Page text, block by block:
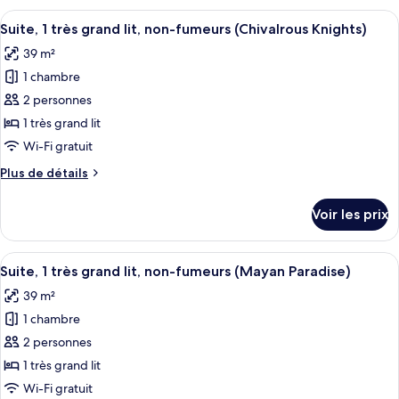
non-
fumeurs
grand
lit,
non-
fumeurs
(Planet
Ten)
type
de
Suite,
très
grand
lit,
non-
fumeurs
(Planet
Afficher
toutes
les
photos
pour
ce
type
chambre :
très
grand
lit,
non-
fumeurs
(Chivalrous
Knights)
Une chambre d’hôtel avec un grand
2
Suite, 1 très grand lit, non-fumeurs (Chivalrous Knights)
39 m²
1 chambre
2 personnes
1 très grand lit
Wi-Fi gratuit
Plus de détails
Plus
le
type
de
Suite,
très
grand
lit,
non-
Voir les prix
Afficher
toutes
les
photos
pour
ce
type
Une chambre d’hôtel avec un grand
2
Suite, 1 très grand lit, non-fumeurs (Mayan Paradise)
39 m²
1 chambre
2 personnes
1 très grand lit
Wi-Fi gratuit